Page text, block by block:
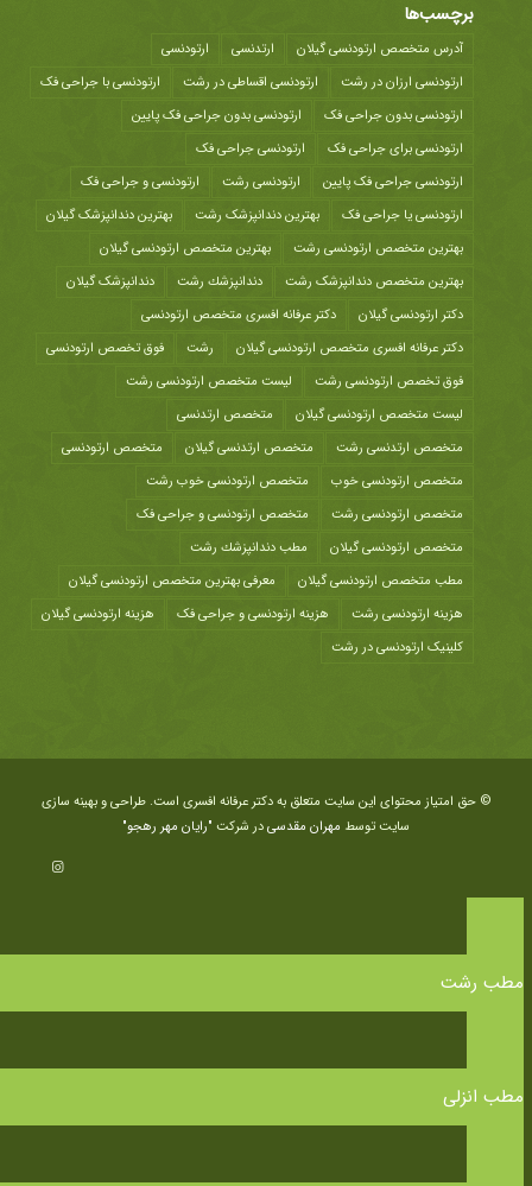
برچسب‌ها
آدرس متخصص ارتودنسی گیلان ارتدنسی
ارتودنسی
ارتودنسی ارزان در رشت
ارتودنسی اقساطی در رشت
ارتودنسی با جراحی فک
ارتودنسی بدون جراحی فک
ارتودنسی بدون جراحی فک پایین
ارتودنسی برای جراحی فک
ارتودنسی جراحی فک
ارتودنسی جراحی فک پایین
ارتودنسی رشت
ارتودنسی و جراحی فک
ارتودنسی یا جراحی فک
بهترین دندانپزشک رشت
بهترین دندانپزشک گیلان
بهترین متخصص ارتودنسی رشت
بهترین متخصص ارتودنسی گیلان
بهترین متخصص دندانپزشک رشت
دندانپزشك رشت
دندانپزشک گیلان
دکتر ارتودنسی گیلان
دکتر عرفانه افسری متخصص ارتودنسی
دکتر عرفانه افسری متخصص ارتودنسی گیلان
رشت
فوق تخصص ارتودنسی
فوق تخصص ارتودنسی رشت
لیست متخصص ارتودنسی رشت
لیست متخصص ارتودنسی گیلان
متخصص ارتدنسی
متخصص ارتدنسی رشت
متخصص ارتدنسی گیلان
متخصص ارتودنسی
متخصص ارتودنسی خوب
متخصص ارتودنسی خوب رشت
متخصص ارتودنسی رشت
متخصص ارتودنسی و جراحی فک
متخصص ارتودنسی گیلان
مطب دندانپزشك رشت
مطب متخصص ارتودنسی گیلان
معرفی بهترین متخصص ارتودنسی گیلان
هزينه ارتودنسی رشت
هزینه ارتودنسی و جراحی فک
هزینه ارتودنسی گیلان
کلینیک ارتودنسی در رشت
© حق امتیاز محتوای این سایت متعلق به دکتر عرفانه افسری است. طراحی و بهینه سازی
سایت توسط مهران مقدسیدر شرکت "رایان مهر رهجو"
مطب رشت
مطب انزلی